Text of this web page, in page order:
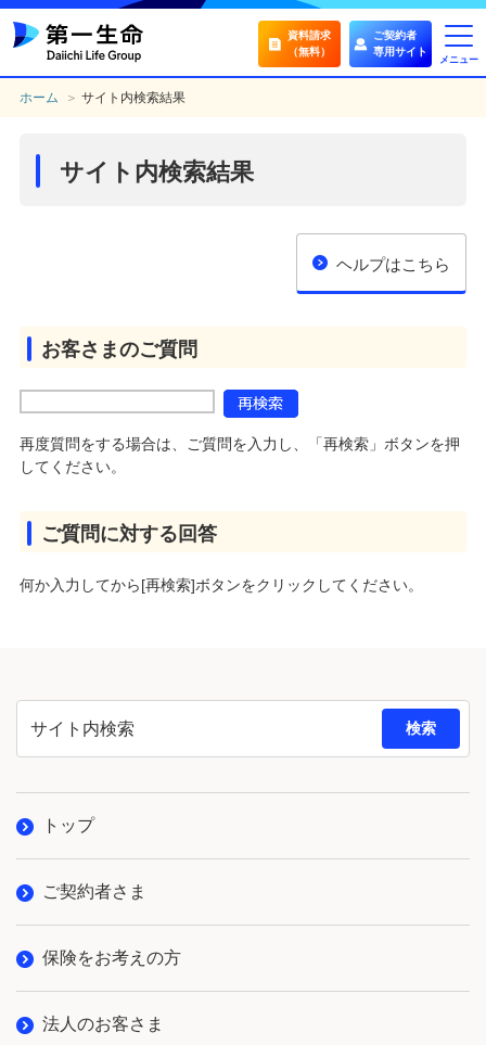
資料請求
（無料）
ご契約者
専用サイト
メニュー
ホーム ＞ サイト内検索結果
サイト内検索結果
ヘルプはこちら
お客さまのご質問
再度質問をする場合は、ご質問を入力し、「再検索」ボタンを押
してください。
ご質問に対する回答
何か入力してから[再検索]ボタンをクリックしてください。
検索
トップ
ご契約者さま
保険をお考えの方
法人のお客さま